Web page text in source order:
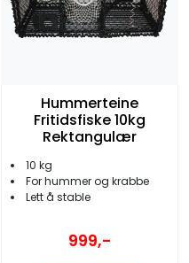
Hummerteine
Fritidsfiske 10kg
Rektangulær
10 kg
For hummer og krabbe
Lett å stable
999,-